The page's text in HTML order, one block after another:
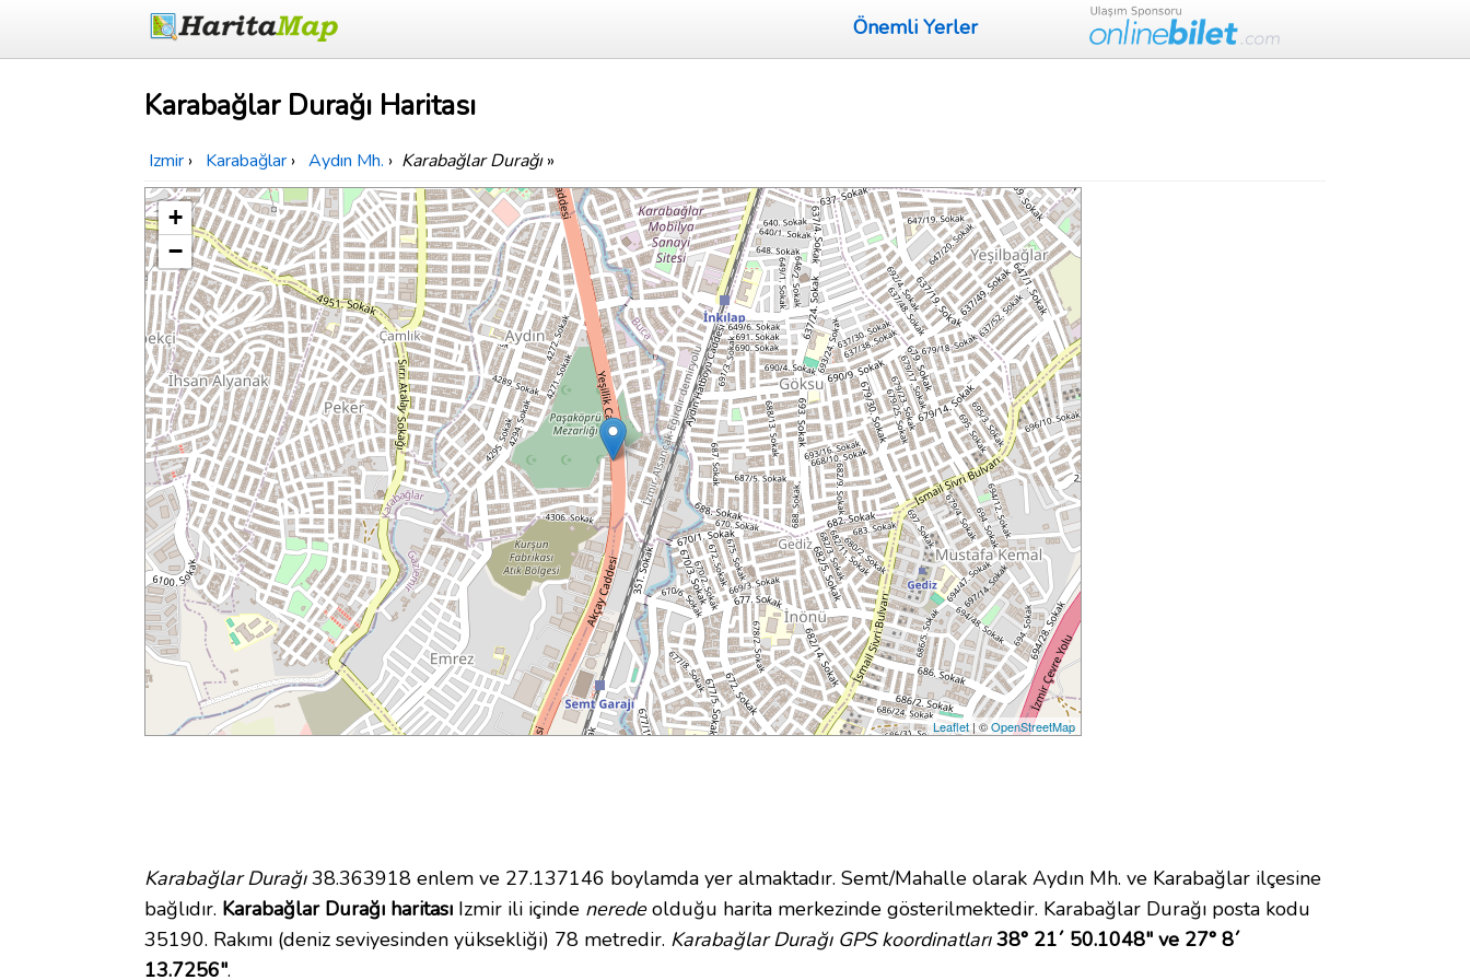
Önemli Yerler
Karabağlar Durağı Haritası
Izmir › Karabağlar › Aydın Mh. › Karabağlar Durağı»
+
−
Leaflet| ©OpenStreetMap
Karabağlar Durağı38.363918 enlem ve 27.137146 boylamda yer almaktadır. Semt/Mahalle olarak Aydın Mh. ve Karabağlar ilçesine
bağlıdır. Karabağlar Durağı haritası Izmir ili içinde neredeolduğu harita merkezinde gösterilmektedir. Karabağlar Durağı posta kodu
35190. Rakımı (deniz seviyesinden yüksekliği) 78 metredir. Karabağlar Durağı GPS koordinatları 38° 21´ 50.1048" ve 27° 8´
13.7256".